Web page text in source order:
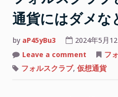
だ
ろ
か”
通貨にはダメな
by aP45yBu3 2024年5月
Leave a comment
ォ
ル
フ
フォルスクラブ, 仮想通貨